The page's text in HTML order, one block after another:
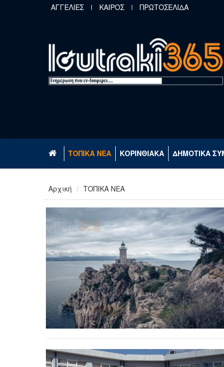
Παράκαμψη προς το κυρίως περιεχόμενο
ΑΓΓΕΛΙΕΣ ΚΑΙΡΟΣ ΠΡΩΤΟΣΕΛΙΔΑ
ΤΟΠΙΚΑ ΝΕΑ ΚΟΡΙΝΘΙΑΚΑ ΔΗΜΟΤΙΚΑ
Αρχική ΤΟΠΙΚΑ ΝΕΑ